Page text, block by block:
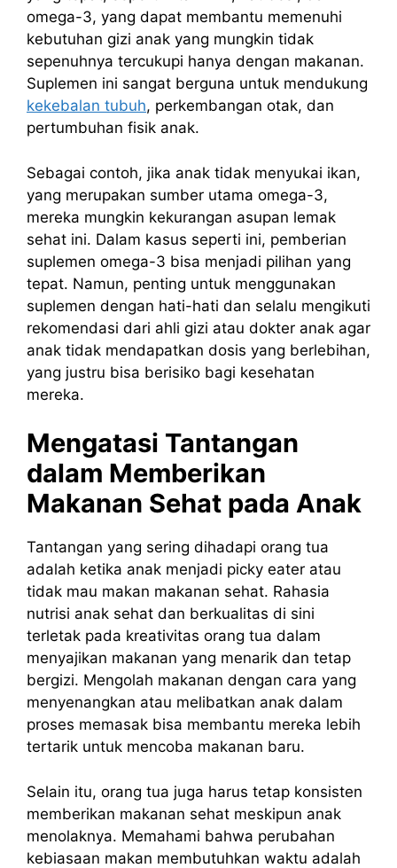
omega-3, yang dapat membantu memenuhi
kebutuhan gizi anak yang mungkin tidak
sepenuhnya tercukupi hanya dengan makanan.
Suplemen ini sangat berguna untuk mendukung
kekebalan tubuh, perkembangan otak, dan
pertumbuhan fisik anak.
Sebagai contoh, jika anak tidak menyukai ikan,
yang merupakan sumber utama omega-3,
mereka mungkin kekurangan asupan lemak
sehat ini. Dalam kasus seperti ini, pemberian
suplemen omega-3 bisa menjadi pilihan yang
tepat. Namun, penting untuk menggunakan
suplemen dengan hati-hati dan selalu mengikuti
rekomendasi dari ahli gizi atau dokter anak agar
anak tidak mendapatkan dosis yang berlebihan,
yang justru bisa berisiko bagi kesehatan
mereka.
Mengatasi Tantangan
dalam Memberikan
Makanan Sehat pada Anak
Tantangan yang sering dihadapi orang tua
adalah ketika anak menjadi picky eater atau
tidak mau makan makanan sehat. Rahasia
nutrisi anak sehat dan berkualitas di sini
terletak pada kreativitas orang tua dalam
menyajikan makanan yang menarik dan tetap
bergizi. Mengolah makanan dengan cara yang
menyenangkan atau melibatkan anak dalam
proses memasak bisa membantu mereka lebih
tertarik untuk mencoba makanan baru.
Selain itu, orang tua juga harus tetap konsisten
memberikan makanan sehat meskipun anak
menolaknya. Memahami bahwa perubahan
kebiasaan makan membutuhkan waktu adalah